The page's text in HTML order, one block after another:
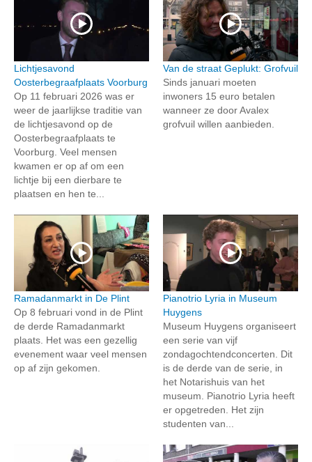
Lichtjesavond
Oosterbegraafplaats Voorburg
Op 11 februari 2026 was er
weer de jaarlijkse traditie van
de lichtjesavond op de
Oosterbegraafplaats te
Voorburg. Veel mensen
kwamen er op af om een
lichtje bij een dierbare te
plaatsen en hen te...
Van de straat Geplukt: Grofvuil
Sinds januari moeten
inwoners 15 euro betalen
wanneer ze door Avalex
grofvuil willen aanbieden.
Ramadanmarkt in De Plint
Op 8 februari vond in de Plint
de derde Ramadanmarkt
plaats. Het was een gezellig
evenement waar veel mensen
op af zijn gekomen.
Pianotrio Lyria in Museum
Huygens
Museum Huygens organiseert
een serie van vijf
zondagochtendconcerten. Dit
is de derde van de serie, in
het Notarishuis van het
museum. Pianotrio Lyria heeft
er opgetreden. Het zijn
studenten van...